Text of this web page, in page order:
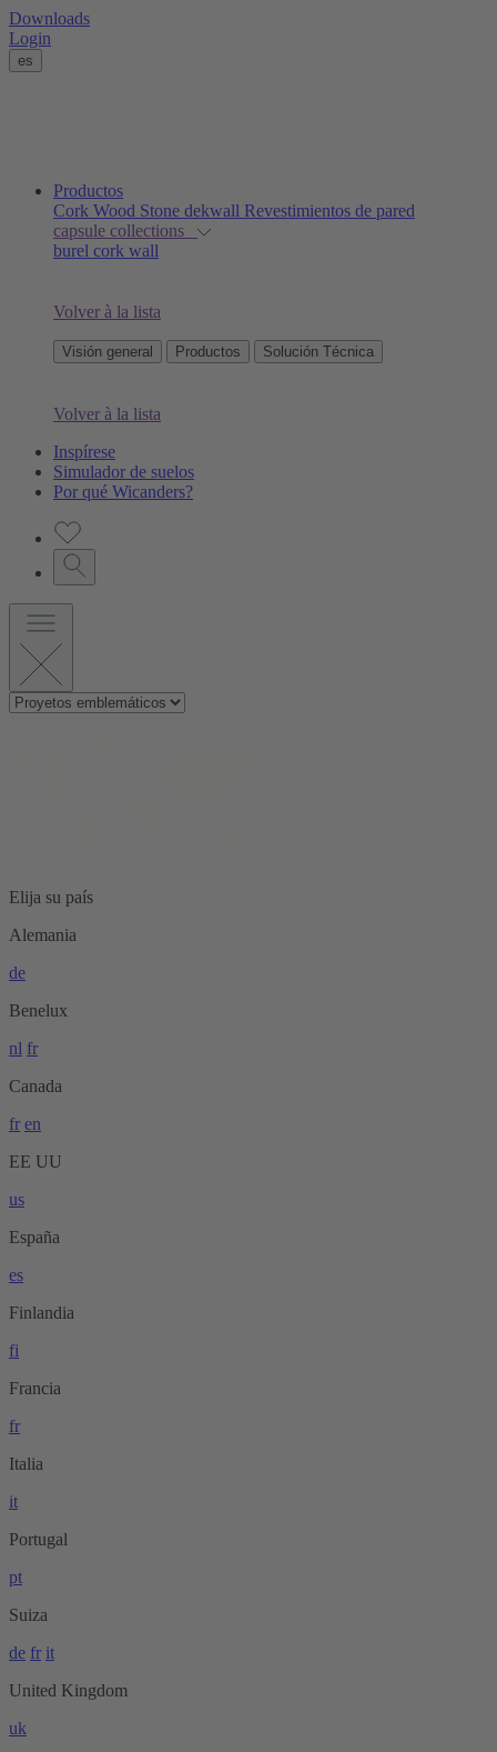
Downloads
Login
es
Productos
Cork Wood Stone dekwall Revestimientos de pared
capsule collections
burel cork wall
Volver à la lista
Visión general Productos Solución Técnica
Volver à la lista
Inspírese
Simulador de suelos
Por qué Wicanders?
Elija su país
Alemania
de
Benelux
nl fr
Canada
fr en
EE UU
us
España
es
Finlandia
fi
Francia
fr
Italia
it
Portugal
pt
Suiza
de fr it
United Kingdom
uk